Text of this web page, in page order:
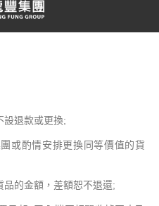
退款或更換;
或酌情安排更換同等價值的貨
的金額，差額恕不退還;